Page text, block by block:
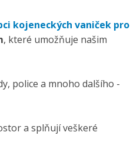
kojeneckých vaniček pro
, které umožňuje našim
police a mnoho dalšího -
a splňují veškeré